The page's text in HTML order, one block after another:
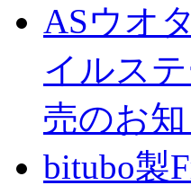
ASウオ
イルス
売のお
bitubo製